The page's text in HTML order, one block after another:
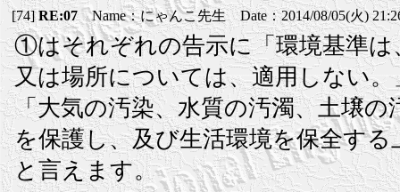
[74]RE:07Name：にゃんこ先生 Date：2014/08/05(火)
①はそれぞれの告示に「環境基準は
又は場所については、適用しない
「大気の汚染、水質の汚濁、土壌
を保護し、及び生活環境を保全す
と言えます。